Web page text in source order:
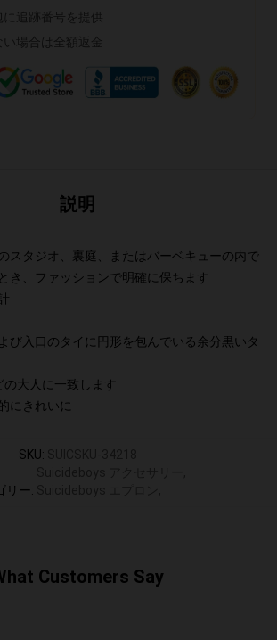
追跡番号を提供
い場合は全額返金
説明
スタジオ、裏庭、またはバーベキューの内で
き、ファッションで明確に保ちます
び入口のタイに円形を包んでいる余分黒いタ
の大人に一致します
にきれいに
SKU:
リー:
Customers Say